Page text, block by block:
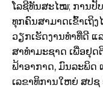
ໂລຊີທັນສະໄໝ; ການປັ
ທຸກຄົນສາມາດເຂົ້າເຖິ
ວຽກເຮັດງານທໍາທີ່ດີ
ສາທໍາມະຊາດ ເພື່ອຢຸ
ຟ້າອາກາດ, ມົນລະພິດ
ເລຂາທິການໃຫຍ່ ສປ